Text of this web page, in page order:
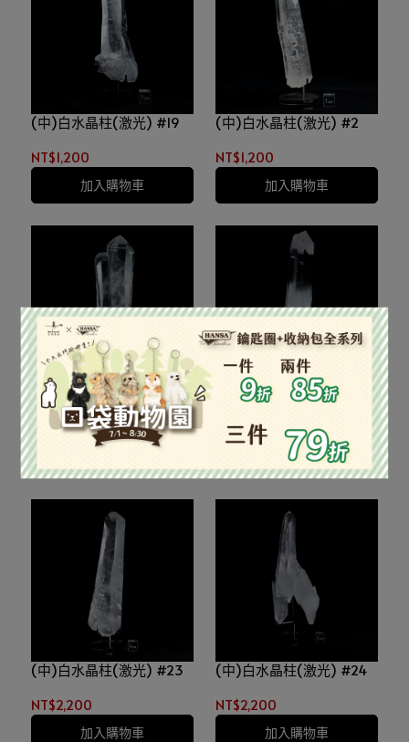
(中)白水晶柱(激光) #19
NT$1,200
加入購物車
(中)白水晶柱(激光) #2
NT$1,200
加入購物車
(中)白水晶柱(激光) #21
NT$2,200
(中)白水晶柱(激光) #22
NT$2,200
加入購物車
(中)白水晶柱(激光) #23
NT$2,200
加入購物車
(中)白水晶柱(激光) #24
NT$2,200
加入購物車